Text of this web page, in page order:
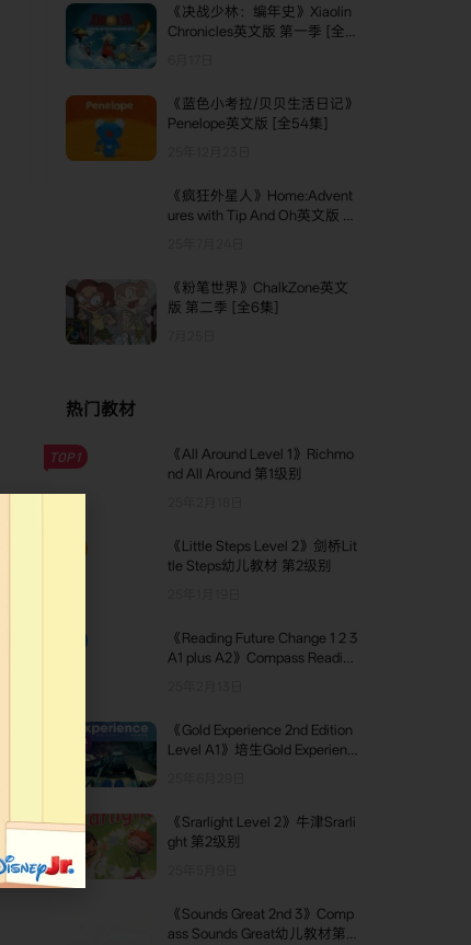
《决战少林：编年史》Xiaolin
Chronicles英文版 第一季 [全2
《蓝色小考拉/贝贝生活日记》
Penelope英文版 [全54集]
《疯狂外星人》Home:Advent
ures with Tip And Oh英文版 第
《粉笔世界》ChalkZone英文
版 第二季 [全6集]
热门教材
TOP1
《All Around Level 1》Richmo
nd All Around 第1级别
《Little Steps Level 2》剑桥Lit
tle Steps幼儿教材 第2级别
《Reading Future Change 1 2 3
A1 plus A2》Compass Reading
《Gold Experience 2nd Edition
Level A1》培生Gold Experienc
《Srarlight Level 2》牛津Srarli
ght 第2级别
《Sounds Great 2nd 3》Comp
ass Sounds Great幼儿教材第